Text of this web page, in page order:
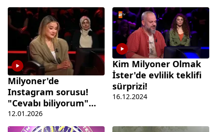
Milyoner'de
Instagram sorusu!
"Cevabı biliyorum"
dedi hayatının
hatasını yaptı
12.01.2026
Kim Milyoner Olmak
İster'de evlilik teklifi
sürprizi!
16.12.2024